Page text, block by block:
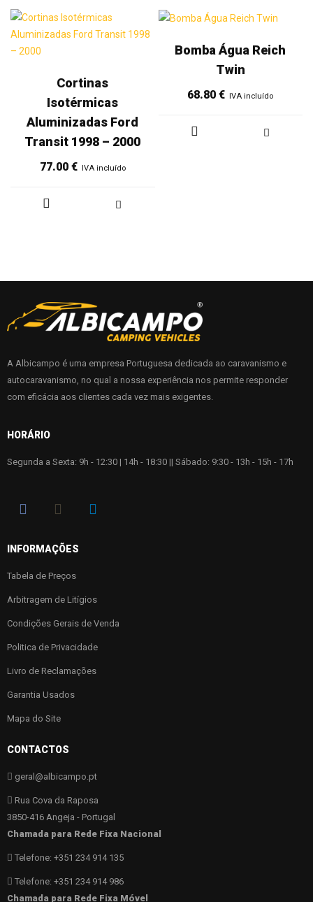
Cortinas
Isotérmicas
Aluminizadas Ford
Transit 1998 – 2000
77.00 € IVA incluído
Bomba Água Reich
Twin
68.80€ IVA incluído
A Albicampo é uma empresa Portuguesa dedicada ao caravanismo e
autocaravanismo, no qual a nossa experiência nos permite responder
com eficácia aos clientes cada vez mais exigentes.
HORÁRIO
Segunda a Sexta: 9h - 12:30 | 14h - 18:30 || Sábado: 9:30 - 13h - 15h - 17h
INFORMAÇÕES
Tabela de Preços
Arbitragem de Litígios
Condições Gerais de Venda
Politica de Privacidade
Livro de Reclamações
Garantia Usados
Mapa do Site
CONTACTOS
geral@albicampo.pt
Rua Cova da Raposa
3850-416 Angeja - Portugal
Chamada para Rede Fixa Nacional
Telefone: +351 234 914 135
Telefone: +351 234 914 986
Chamada para Rede Fixa Móvel